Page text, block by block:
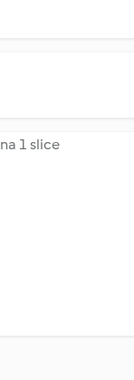
na 1 slice